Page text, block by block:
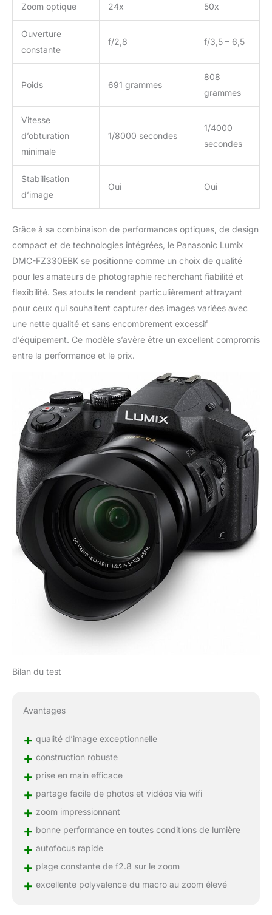
Zoom optique 24x 50x
Ouverture
constante
f/2,8 f/3,5 – 6,5
Poids 691 grammes
808
grammes
Vitesse
d’obturation
minimale
1/8000 secondes
1/4000
secondes
Stabilisation
d’image
Oui Oui
Grâce à sa combinaison de performances optiques, de design
compact et de technologies intégrées, le Panasonic Lumix
DMC-FZ330EBK se positionne comme un choix de qualité
pour les amateurs de photographie recherchant fiabilité et
flexibilité. Ses atouts le rendent particulièrement attrayant
pour ceux qui souhaitent capturer des images variées avec
une nette qualité et sans encombrement excessif
d’équipement. Ce modèle s’avère être un excellent compromis
entre la performance et le prix.
Bilan du test
Avantages
+ qualité d’image exceptionnelle
+ construction robuste
+ prise en main efficace
+ partage facile de photos et vidéos via wifi
+ zoom impressionnant
+ bonne performance en toutes conditions de lumière
+ autofocus rapide
+ plage constante de f2.8 sur le zoom
+ excellente polyvalence du macro au zoom élevé